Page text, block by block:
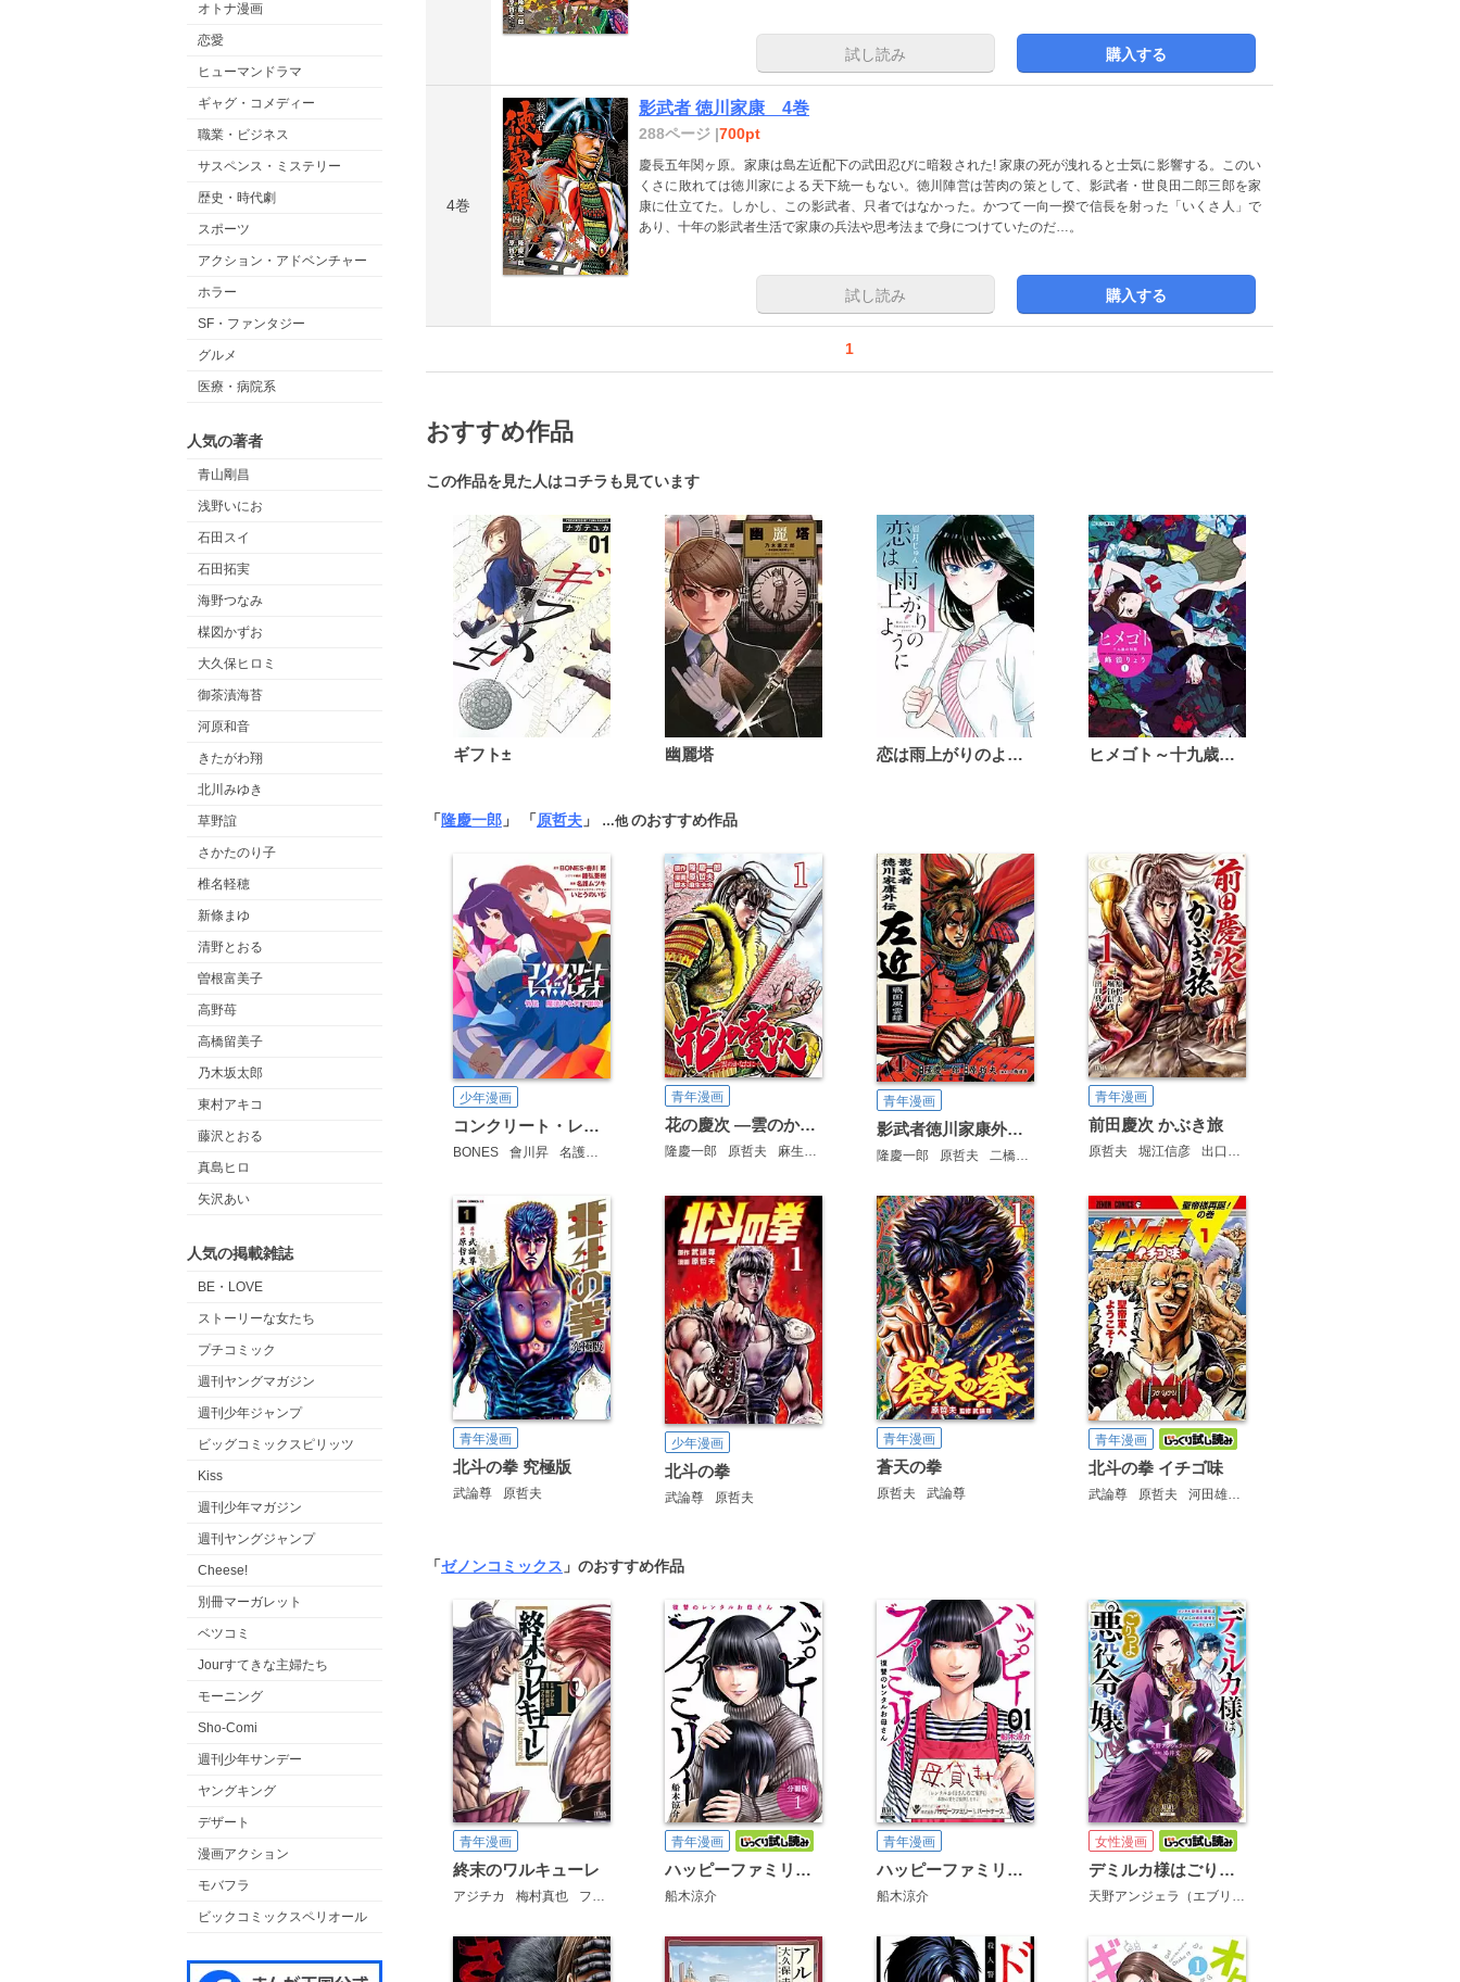
オトナ漫画
恋愛
ヒューマンドラマ
ギャグ・コメディー
職業・ビジネス
サスペンス・ミステリー
歴史・時代劇
スポーツ
アクション・アドベンチャー
ホラー
SF・ファンタジー
グルメ
医療・病院系
人気の著者
青山剛昌
浅野いにお
石田スイ
石田拓実
海野つなみ
楳図かずお
大久保ヒロミ
御茶漬海苔
河原和音
きたがわ翔
北川みゆき
草野誼
さかたのり子
椎名軽穂
新條まゆ
清野とおる
曽根富美子
高野苺
高橋留美子
乃木坂太郎
東村アキコ
藤沢とおる
真島ヒロ
矢沢あい
人気の掲載雑誌
BE・LOVE
ストーリーな女たち
プチコミック
週刊ヤングマガジン
週刊少年ジャンプ
ビッグコミックスピリッツ
Kiss
週刊少年マガジン
週刊ヤングジャンプ
Cheese!
別冊マーガレット
ベツコミ
Jourすてきな主婦たち
モーニング
Sho-Comi
週刊少年サンデー
ヤングキング
デザート
漫画アクション
モバフラ
ビックコミックスペリオール
試し読み 購入する
4巻
影武者 徳川家康 4巻
288ページ |700pt
慶長五年関ヶ原。家康は島左近配下の武田忍びに暗殺された! 家康の死が洩れると士気に影響する。このい
くさに敗れては徳川家による天下統一もない。徳川陣営は苦肉の策として、影武者・世良田二郎三郎を家
康に仕立てた。しかし、この影武者、只者ではなかった。かつて一向一揆で信長を射った「いくさ人」で
あり、十年の影武者生活で家康の兵法や思考法まで身につけていたのだ…。
試し読み 購入する
1
おすすめ作品
この作品を見た人はコチラも見ています
ギフト± 幽麗塔 恋は雨上がりのように ヒメゴト～十九歳の制服～
「隆慶一郎 」 「原哲夫 」 …他のおすすめ作品
少年漫画
コンクリート・レボルティオ 超人幻想 外伝 魔法少女天下御免！
BONES 會川昇 名護ムツキ 鐘弘亜樹 いとうのいぢ
青年漫画
花の慶次 ―雲のかなたに―
隆慶一郎 原哲夫 麻生未央
青年漫画
影武者徳川家康外伝 左近 戦国風雲録
隆慶一郎 原哲夫 二橋進吾
青年漫画
前田慶次 かぶき旅
原哲夫 堀江信彦 出口真人
青年漫画
北斗の拳 究極版
武論尊 原哲夫
少年漫画
北斗の拳
武論尊 原哲夫
青年漫画
蒼天の拳
原哲夫 武論尊
青年漫画
北斗の拳 イチゴ味
武論尊 原哲夫 河田雄志
「ゼノンコミックス 」のおすすめ作品
青年漫画
終末のワルキューレ
アジチカ 梅村真也 フクイタクミ
青年漫画
ハッピーファミリー 復讐のレンタルお母さん 分冊版
船木涼介
青年漫画
ハッピーファミリー 復讐のレンタルお母さん
船木涼介
女性漫画
デミルカ様はごりつよ悪役令嬢 メンタル最強お嬢様は王子からの婚約破棄をぶっ潰します！
天野アンジェラ（エブリスタ）